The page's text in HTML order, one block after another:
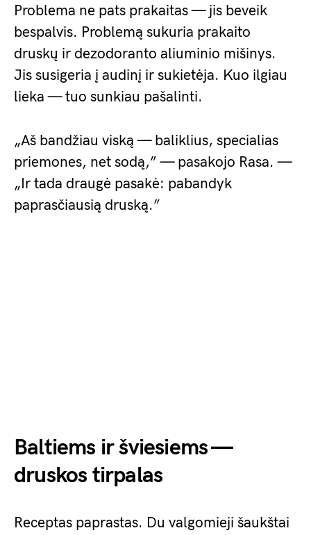
Problema ne pats prakaitas — jis beveik
bespalvis. Problemą sukuria prakaito
druskų ir dezodoranto aliuminio mišinys.
Jis susigeria į audinį ir sukietėja. Kuo ilgiau
lieka — tuo sunkiau pašalinti.
„Aš bandžiau viską — baliklius, specialias
priemones, net sodą,” — pasakojo Rasa. —
„Ir tada draugė pasakė: pabandyk
paprasčiausią druską.”
Baltiems ir šviesiems —
druskos tirpalas
Receptas paprastas. Du valgomieji šaukštai